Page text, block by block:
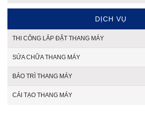
DỊCH VỤ
THI CÔNG LẮP ĐẶT THANG MÁY
SỬA CHỮA THANG MÁY
BẢO TRÌ THANG MÁY
CẢI TẠO THANG MÁY